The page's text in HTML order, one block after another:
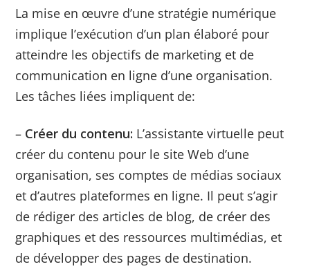
La mise en œuvre d’une stratégie numérique
implique l’exécution d’un plan élaboré pour
atteindre les objectifs de marketing et de
communication en ligne d’une organisation.
Les tâches liées impliquent de:
– Créer du contenu: L’assistante virtuelle peut
créer du contenu pour le site Web d’une
organisation, ses comptes de médias sociaux
et d’autres plateformes en ligne. Il peut s’agir
de rédiger des articles de blog, de créer des
graphiques et des ressources multimédias, et
de développer des pages de destination.